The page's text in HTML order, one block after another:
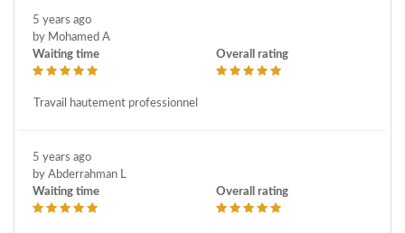
5 years ago
by Mohamed A
Waiting time
Overall rating
Travail hautement professionnel
5 years ago
by Abderrahman L
Waiting time
Overall rating